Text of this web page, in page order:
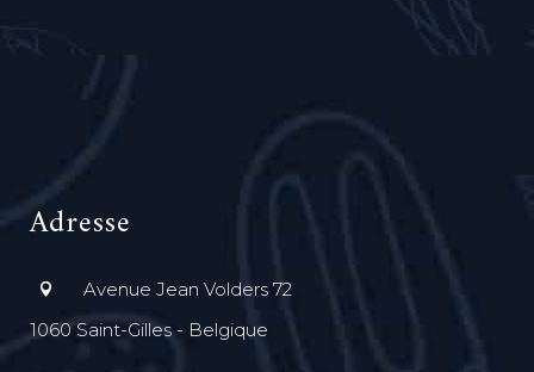
Adresse
Avenue Jean Volders 72
1060 Saint-Gilles - Belgique